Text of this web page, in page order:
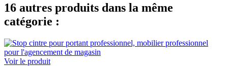
16 autres produits dans la même
catégorie :
Voir le produit